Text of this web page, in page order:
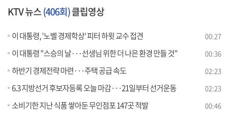
KTV 뉴스(406회)클립영상
이 대통령, '노벨 경제학상' 피터 하윗 교수 접견 00:27
이 대통령 "스승의 날···선생님 위한 더 나은 환경 만들 것" 00:36
하반기 경제전략 마련···주택 공급 속도 02:23
6.3 지방선거 후보자등록 오늘 마감···21일부터 선거운동 02:23
소비기한 지난 식품 쌓아둔 무인점포 147곳 적발 00:46